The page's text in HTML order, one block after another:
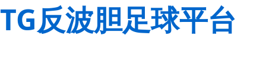
TG反波胆足球平台